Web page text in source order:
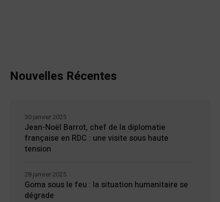
Nouvelles Récentes
Jean-Noël Barrot, chef de la diplomatie
française en RDC : une visite sous haute
tension
30 janvier 2025
Goma sous le feu : la situation humanitaire se
dégrade
28 janvier 2025